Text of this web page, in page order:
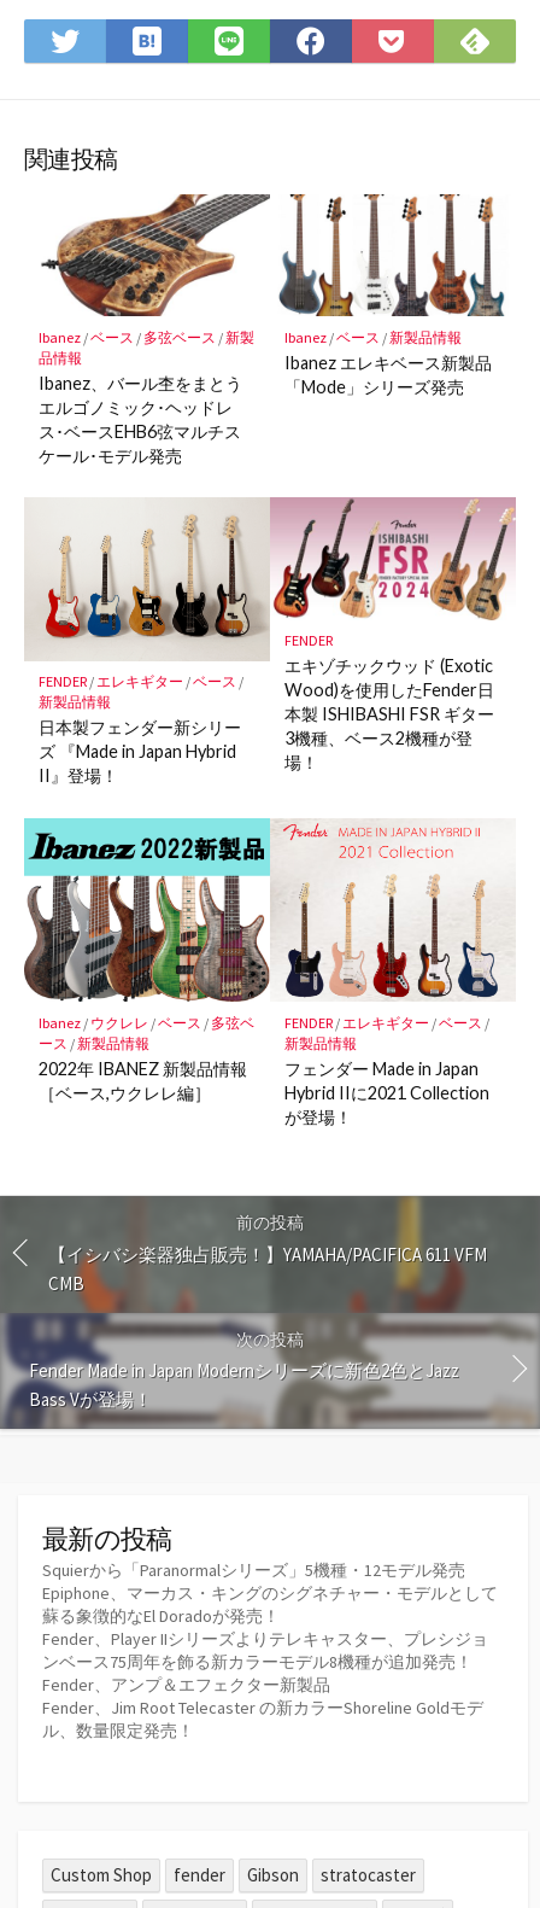
Twitter
で
ア
は
て
マ
ー
ク
に
保
存
LINE
で
Facebook
で
Pocket
に
で
関連投稿
Ibanez/ベース / 多弦ベース /新製
品情報
Ibanez、バール杢をまとう
エルゴノミック･ヘッドレ
ス･ベースEHB6弦マルチス
ケール･モデル発売
Ibanez/ベース /新製品情報
Ibanez エレキベース新製品
「Mode」シリーズ発売
FENDER/エレキギター /ベース /
新製品情報
日本製フェンダー新シリー
ズ 『Made in Japan Hybrid
II』登場！
FENDER
エキゾチックウッド (Exotic
Wood)を使用したFender日
本製 ISHIBASHI FSR ギター
3機種、ベース2機種が登
場！
Ibanez/ ウクレレ /ベース / 多弦ベ
ース /新製品情報
2022年 IBANEZ 新製品情報
［ベース,ウクレレ編］
FENDER/ エレキギター /ベース /
新製品情報
フェンダー Made in Japan
Hybrid IIに2021 Collection
が登場！
前の投稿
【イシバシ楽器独占販売！】YAMAHA/PACIFICA 611 VFM
CMB
次の投稿
Fender Made in Japan Modernシリーズに新色2色とJazz
Bass Vが登場！
最新の投稿
Squierから「Paranormalシリーズ」5機種・12モデル発売
Epiphone、マーカス・キングのシグネチャー・モデルとして
蘇る象徴的なEl Doradoが発売！
Fender、Player IIシリーズよりテレキャスター、プレシジョ
ンベース75周年を飾る新カラーモデル8機種が追加発売！
Fender、アンプ＆エフェクター新製品
Fender、Jim Root Telecaster の新カラーShoreline Goldモデ
ル、数量限定発売！
Custom Shop fender Gibson
stratocaster